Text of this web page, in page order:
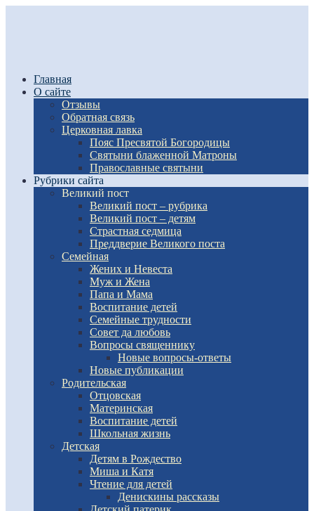
Главная
О сайте
Отзывы
Обратная связь
Церковная лавка
Пояс Пресвятой Богородицы
Святыни блаженной Матроны
Православные святыни
Рубрики сайта
Великий пост
Великий пост – рубрика
Великий пост – детям
Страстная седмица
Преддверие Великого поста
Семейная
Жених и Невеста
Муж и Жена
Папа и Мама
Воспитание детей
Семейные трудности
Совет да любовь
Вопросы священнику
Новые вопросы-ответы
Новые публикации
Родительская
Отцовская
Материнская
Воспитание детей
Школьная жизнь
Детская
Детям в Рождество
Миша и Катя
Чтение для детей
Денискины рассказы